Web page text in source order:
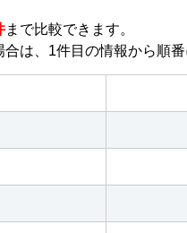
まで比較できます。
は、1件目の情報から順